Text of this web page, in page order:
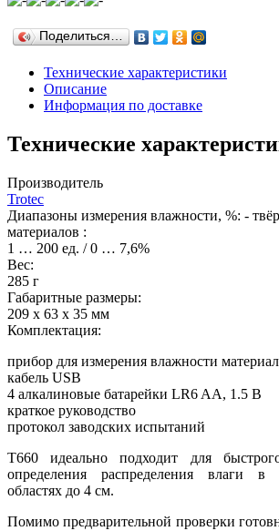
Поделиться…
Технические характеристики
Описание
Информация по доставке
Технические
Производитель
Trotec
Диапазоны измерения влажности, %: -
материалов :
1 … 200 ед. / 0 … 7,6%
Вес:
285 г
Габаритные размеры:
209 х 63 х 35 мм
Комплектация:
прибор для измерения влажности
кабель USB
4 алкалиновые батарейки LR6 AA, 1.5 В
краткое руководство
протокол заводских испытаний
T660 идеально подходит для
определения распределения влаги в
областях до 4 см.
Помимо предварительной проверки